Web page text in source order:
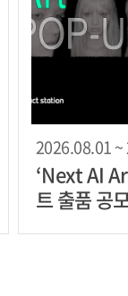
2026.08.01 ~
‘Next AI
트 출품 공